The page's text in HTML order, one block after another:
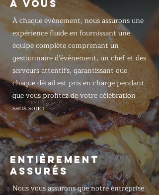
À VOUS
À chaque événement, nous assurons une
expérience fluide en fournissant une
équipe complète comprenant un
gestionnaire d'événement, un chef et des
serveurs attentifs, garantissant que
chaque détail est pris en charge pendant
que vous profitez de votre célébration
sans souci
ENTIÈREMENT
ASSURÉS
Nous vous assurons que notre entreprise